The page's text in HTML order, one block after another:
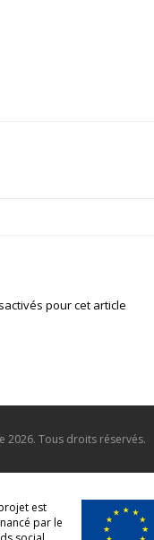
pour cet article
2026. Tous droits réservés.
est
par le